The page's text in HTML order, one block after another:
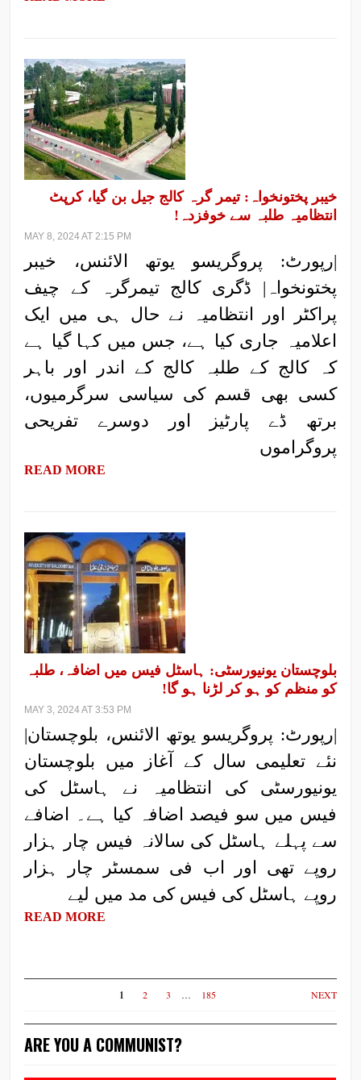
خیبر پختونخواہ: تیمر گرہ کالج جیل بن گیا، کرپٹ
انتظامیہ طلبہ سے خوفزدہ!
MAY 8, 2024 AT 2:15 PM
|رپورٹ: پروگریسو یوتھ الائنس، خیبر
پختونخواہ| ڈگری کالج تیمرگرہ کے چیف
پراکٹر اور انتظامیہ نے حال ہی میں ایک
اعلامیہ جاری کیا ہے، جس میں کہا گیا ہے
کہ کالج کے طلبہ کالج کے اندر اور باہر
کسی بھی قسم کی سیاسی سرگرمیوں،
برتھ ڈے پارٹیز اور دوسرے تفریحی
پروگراموں
READ MORE
بلوچستان یونیورسٹی: ہاسٹل فیس میں اضافہ، طلبہ
کو منظم کو ہو کر لڑنا ہو گا!
MAY 3, 2024 AT 3:53 PM
|رپورٹ: پروگریسو یوتھ الائنس، بلوچستان|
نئے تعلیمی سال کے آغاز میں بلوچستان
یونیورسٹی کی انتظامیہ نے ہاسٹل کی
فیس میں سو فیصد اضافہ کیا ہے۔ اضافے
سے پہلے ہاسٹل کی سالانہ فیس چار ہزار
روپے تھی اور اب فی سمسٹر چار ہزار
روپے ہاسٹل کی فیس کی مد میں لیے
READ MORE
1 2 3 … 185 NEXT
ARE YOU A COMMUNIST?